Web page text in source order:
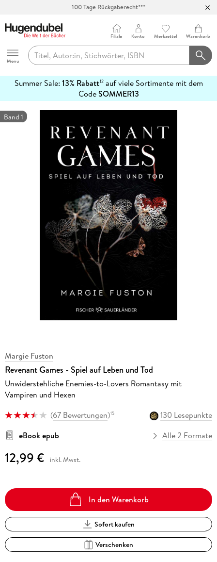
100 Tage Rückgaberecht***
Hugendubel
Menu
Filiale Konto Merkzettel Warenkorb
Summer Sale: 13% Rabatt12auf viele Sortimente mit dem
CodeSOMMER13
erfahren
Band 1
Margie Fuston
Revenant Games - Spiel auf Leben und Tod
Unwiderstehliche Enemies-to-Lovers Romantasy mit
Vampiren und Hexen
(67 Bewertungen)15
130 Lesepunkte
eBook epub
Alle 2 Formate
12,99 € inkl. Mwst.
In den Warenkorb
Sofort kaufen
Verschenken